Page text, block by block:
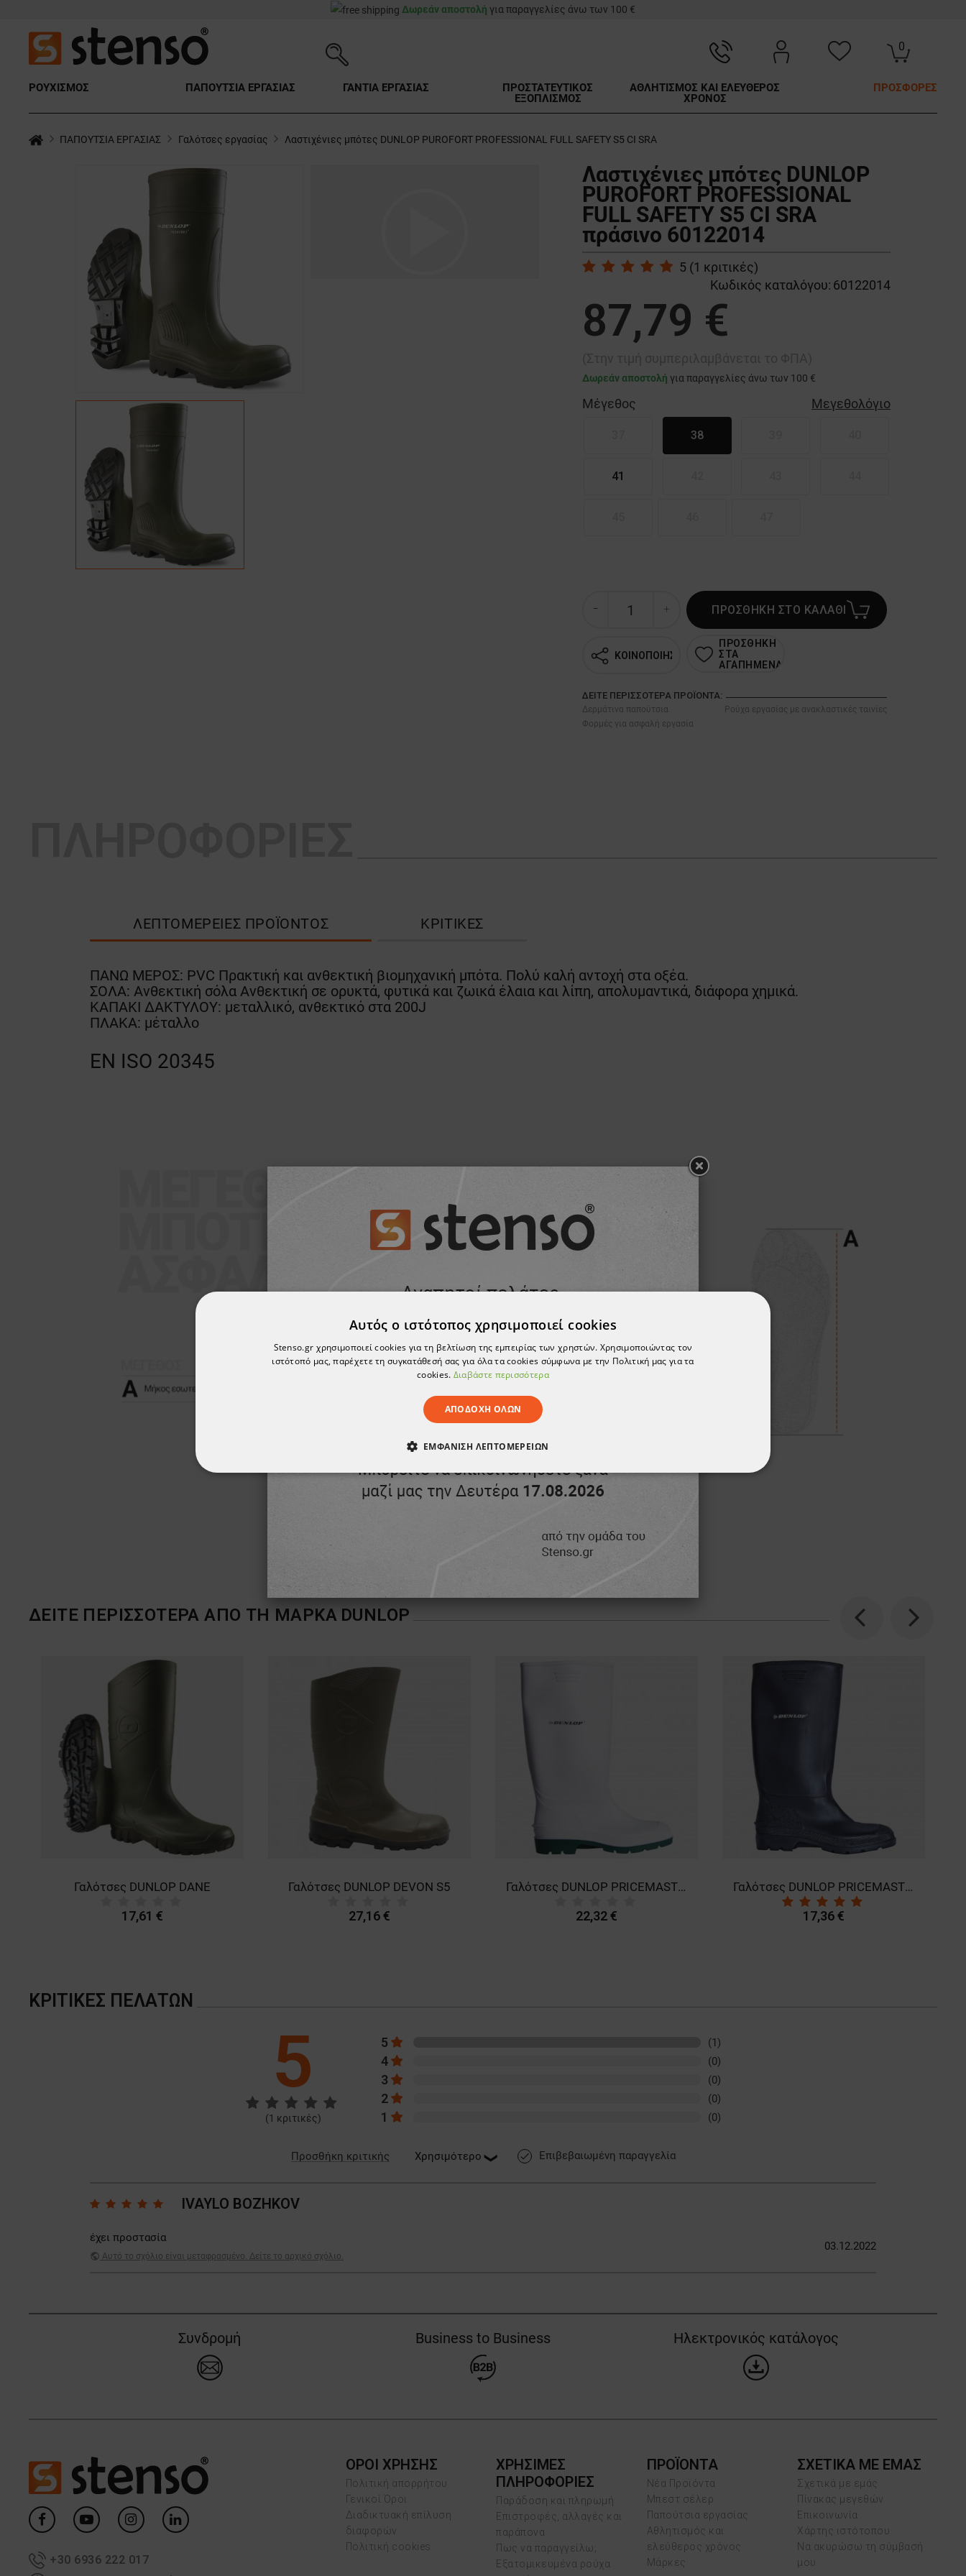
Δωρεάν αποστολή για παραγγελίες άνω των 100 €
0
ΡΟΥΧΙΣΜΟΣ ΠΑΠΟΥΤΣΙΑ ΕΡΓΑΣΙΑΣ ΓΑΝΤΙΑ ΕΡΓΑΣΙΑΣ
ΠΡΟΣΤΑΤΕΥΤΙΚΟΣ
ΕΞΟΠΛΙΣΜΟΣ
ΑΘΛΗΤΙΣΜΟΣ ΚΑΙ ΕΛΕΥΘΕΡΟΣ
ΧΡΟΝΟΣ
ΠΡΟΣΦΟΡΕΣ
ΠΑΠΟΥΤΣΙΑ ΕΡΓΑΣΙΑΣ Γαλότσες εργασίας Λαστιχένιες μπότες DUNLOP PUROFORT PROFESSIONAL FULL SAFETY S5 CI SRA
Λαστιχένιες μπότες DUNLOP
PUROFORT PROFESSIONAL
FULL SAFETY S5 CI SRA
πράσινο 60122014
5 (1 κριτικές)
Κωδικός καταλόγου: 60122014
87,79 €
Δωρεάν αποστολή για παραγγελίες άνω των 100 €
Μέγεθος Μεγεθολόγιο
38
41
ΠΡΟΣΘΗΚΗ ΣΤΟ ΚΑΛΑΘΙ
ΚΟΙΝΟΠΟΙΗΣΗ
ΠΡΟΣΘΗΚΗ
ΣΤΑ
ΑΓΑΠΗΜΕΝΑ
ΔΕΊΤΕ ΠΕΡΙΣΣΌΤΕΡΑ ΠΡΟΪΌΝΤΑ:
Δερμάτινα παπούτσια
Ρούχα εργασίας με ανακλαστικές ταινίες
Φορμές για ασφαλή εργασία
ΛΕΠΤΟΜΈΡΕΙΕΣ ΠΡΟΪΌΝΤΟΣ ΚΡΙΤΙΚΈΣ
ΠΑΝΩ ΜΕΡΟΣ: PVC Πρακτική και ανθεκτική βιομηχανική μπότα. Πολύ καλή αντοχή στα οξέα.
ΣΟΛΑ: Ανθεκτική σόλα Ανθεκτική σε ορυκτά, φυτικά και ζωικά έλαια και λίπη, απολυμαντικά, διάφορα χημικά.
ΚΑΠΑΚΙ ΔΑΚΤΥΛΟΥ: μεταλλικό, ανθεκτικό στα 200J
ΠΛΑΚΑ: μέταλλο
EN ISO 20345
ΔΕΙΤΕ ΠΕΡΙΣΣΟΤΕΡΑ ΑΠΟ ΤΗ ΜΑΡΚΑ DUNLOP
Previous
Γαλότσες DUNLOP DANE
17,61 €
Γαλότσες DUNLOP DEVON S5
27,16 €
Γαλότσες DUNLOP PRICEMASTOR
22,32 €
Γαλότσες DUNLOP PRICEMASTOR BLACK
17,36 €
Next
ΚΡΙΤΙΚΈΣ ΠΕΛΑΤΏΝ
5
(1 κριτικές)
5 (1)
4 (0)
3 (0)
2 (0)
1 (0)
Προσθήκη κριτικής done Επιβεβαιωμένη παραγγελία
IVAYLO BOZHKOV
έχει προστασία
public Αυτό το σχόλιο είναι μεταφρασμένο. Δείτε το αρχικό σχόλιο.
03.12.2022
Συνδρομή Business to Business Ηλεκτρονικός κατάλογος
+30 6936 222 017
ΟΡΟΙ ΧΡΗΣΗΣ
Πολιτική απορρήτου
Γενικοί Όροι
Διαδικτυακή επίλυση
διαφορών
Πολιτική cookies
ΧΡΗΣΙΜΕΣ
ΠΛΗΡΟΦΟΡΙΕΣ
Παράδοση και πληρωμή
Επιστροφές, αλλαγές και
παράπονα
Πως να παραγγείλω;
Εξατομικευμένα ρούχα
ΠΡΟΪΌΝΤΑ
Νέα Προϊόντα
Μπεστ σέλερ
Παπούτσια εργασίας
Αθλητισμός και
ελεύθερος χρόνος
Μάρκες
ΣΧΕΤΙΚΑ ΜΕ ΕΜΑΣ
Σχετικά με εμάς
Πίνακας μεγεθών
Επικοινωνία
Χάρτης ιστότοπου
Να ακυρώσω τη σύμβασή
μου
Αυτός ο ιστότοπος χρησιμοποιεί cookies
Stenso.gr χρησιμοποιεί cookies για τη βελτίωση της εμπειρίας των χρηστών. Χρησιμοποιώντας τον
ιστότοπό μας, παρέχετε τη συγκατάθεσή σας για όλα τα cookies σύμφωνα με την Πολιτική μας για τα
cookies. Διαβάστε περισσότερα
ΑΠΟΔΟΧΉ ΌΛΩΝ
ΕΜΦΆΝΙΣΗ ΛΕΠΤΟΜΕΡΕΙΏΝ
ΑΠΟΛΎΤΩΣ ΑΠΑΡΑΊΤΗΤΑ ΑΠΌΔΟΣΗΣ ΣΤΌΧΕΥΣΗΣ ΛΕΙΤΟΥΡΓΙΚΌΤΗΤΑΣ